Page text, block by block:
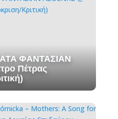
ΦΑΝΤΑΣΙΑΝ
Πέτρας